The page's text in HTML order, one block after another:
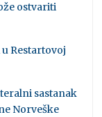
ostvariti
Restartovoj
sastanak
Norveške